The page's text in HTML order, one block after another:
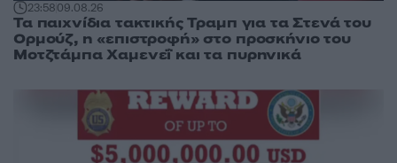
23:5809.08.26
Τα παιχνίδια τακτικής Τραμπ για τα Στενά του
Ορμούζ, η «επιστροφή» στο προσκήνιο του
Μοτζτάμπα Χαμενεΐ και τα πυρηνικά